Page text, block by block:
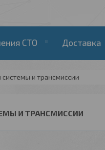
СТО Доставка
и трансмиссии
И ТРАНСМИССИИ